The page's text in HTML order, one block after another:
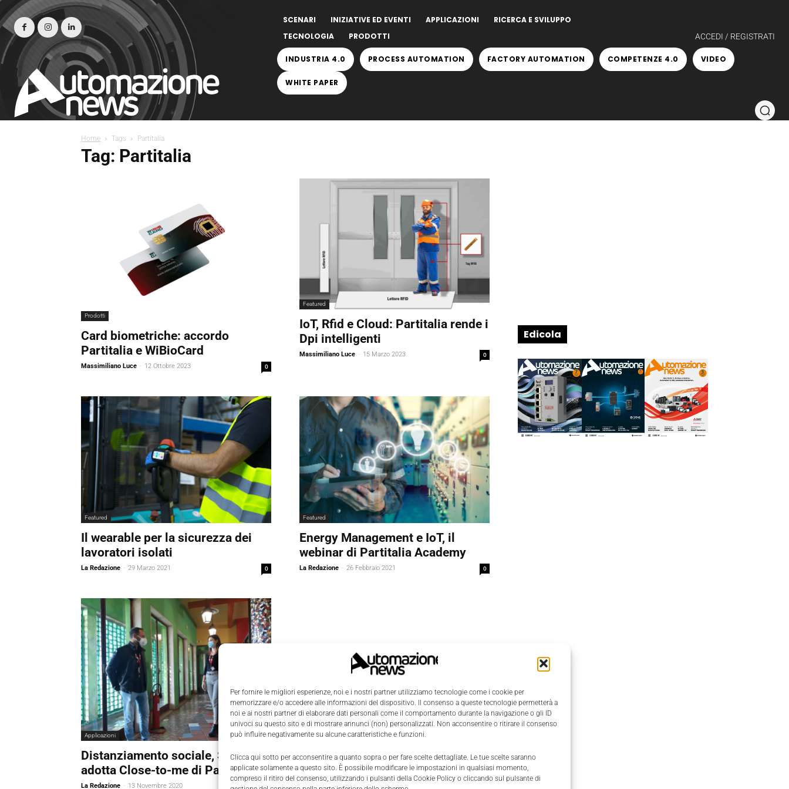
Per fornire le migliori esperienze, noi e i nostri partner utilizziamo tecnologie come i cookie per
memorizzare e/o accedere alle informazioni del dispositivo. Il consenso a queste tecnologie permetterà a
noi e ai nostri partner di elaborare dati personali come il comportamento durante la navigazione o gli ID
univoci su questo sito e di mostrare annunci (non) personalizzati. Non acconsentire o ritirare il consenso
può influire negativamente su alcune caratteristiche e funzioni.
Clicca qui sotto per acconsentire a quanto sopra o per fare scelte dettagliate. Le tue scelte saranno
applicate solamente a questo sito. È possibile modificare le impostazioni in qualsiasi momento,
compreso il ritiro del consenso, utilizzando i pulsanti della Cookie Policy o cliccando sul pulsante di
SCENARI INIZIATIVE ED EVENTI APPLICAZIONI
RICERCA E SVILUPPO
TECNOLOGIA
PRODOTTI ACCEDI / REGISTRATI
INDUSTRIA 4.0 PROCESS AUTOMATION FACTORY AUTOMATION COMPETENZE 4.0 VIDEO
WHITE PAPER
Home Tags Partitalia
Tag: Partitalia
Prodotti
Card biometriche: accordo
Partitalia e WiBioCard
Massimiliano Luce - 12 Ottobre 2023 0
Featured
IoT, Rfid e Cloud: Partitalia rende i
Dpi intelligenti
Massimiliano Luce - 15 Marzo 2023 0
Featured
Il wearable per la sicurezza dei
lavoratori isolati
La Redazione - 29 Marzo 2021 0
Featured
Energy Management e IoT, il
webinar di Partitalia Academy
La Redazione - 26 Febbraio 2021 0
Applicazioni
Distanziamento sociale, S.I.BE.G.
adotta Close-to-me di Partitalia
La Redazione - 13 Novembre 2020 0
Edicola